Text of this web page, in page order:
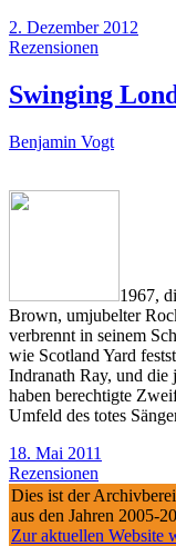
2. Dezember 2012
Rezensionen
Swinging
Benjamin Vogt
1967,
Brown, umjubelter
verbrennt in seinem
wie Scotland Yard
Indranath Ray, und die
haben berechtigte
Umfeld des totes
18. Mai 2011
Rezensionen
Dies ist der
aus den Jahren 2005-
Zur aktuellen Website